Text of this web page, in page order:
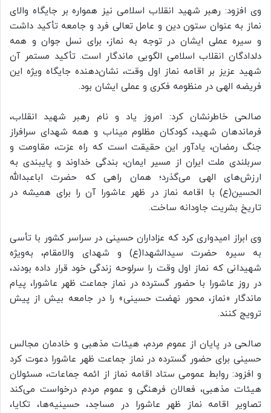
وی افزود: رهبر شهید انقلاب اسلامی نیز همواره بر جایگاه والای
نماز به عنوان ستون دین و عامل تعالی فرد و جامعه تأکید داشت
و سیره عملی ایشان در توجه به نماز، برای نسل جوان و همه
دلدادگان انقلاب اسلامی الگویی ماندگار است. تأکید مستمر آن
شهید عزیز بر اقامه نماز اول وقت، نشان‌دهنده جایگاه ویژه این
فریضه الهی در منظومه فکری و عملی ایشان بود.
صالحی خاطرنشان کرد: امروز یاد و نام رهبر شهید انقلاب،
فرماندهان شهید، کودکان مظلوم میناب و همه شهدای سرافراز
جنگ رمضان، یادآور این حقیقت است که راه عزت، مقاومت و
سربلندی ملت ایران از مسیر ایمان، بندگی خداوند و پایبندی به
ارزش‌های الهی می‌گذرد؛ همان راهی که حضرت اباعبدالله
الحسین(ع) با اقامه نماز در ظهر عاشورا آن را برای همیشه در
تاریخ بشریت جاودانه ساخت.
وی ابراز امیدواری کرد که عزاداران حسینی در سراسر کشور با تأسی
به سیره حضرت سیدالشهدا(ع) و شهدای والامقام، به‌ویژه
شهیدانی که نماز اول وقت را سرلوحه زندگی خود قرار داده بودند،
در روز عاشورا با حضور گسترده در نماز جماعت ظهر عاشورا، پیام
ماندگار «نماز، محور نهضت حسینی» را در جامعه بیش از پیش
ترویج کنند.
صالحی در پایان از عموم مردم، هیئات مذهبی و خادمان مجالس
حسینی برای حضور گسترده در نماز جماعت ظهر عاشورا دعوت کرد
و افزود: روابط عمومی ستاد اقامه نماز از ائمه جماعات، مسئولان
هیئات مذهبی، فعالان فرهنگی و عموم مردم درخواست می‌کند
تصاویر اقامه نماز ظهر عاشورا در مساجد، حسینیه‌ها، تکایا،